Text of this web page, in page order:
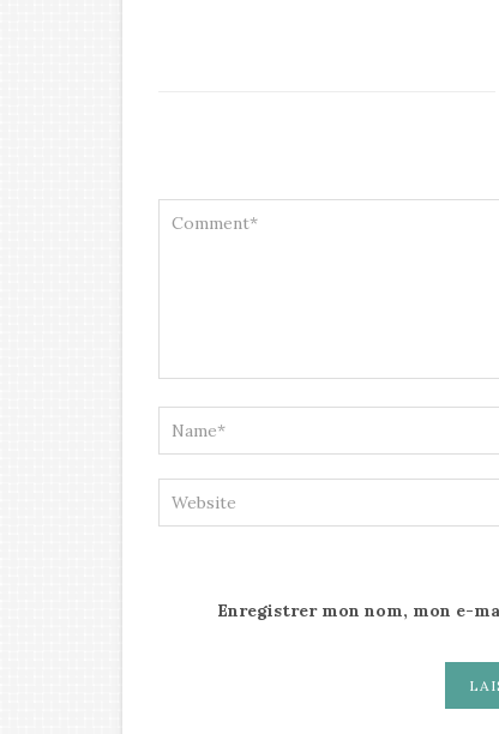
Enregistrer mon nom, mon e-